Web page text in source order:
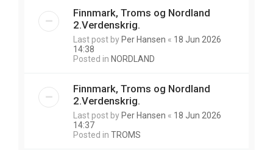
Finnmark, Troms og Nordland
2.Verdenskrig.
Last post by Per Hansen « 18 Jun 2026
14:38
Posted in NORDLAND
Finnmark, Troms og Nordland
2.Verdenskrig.
Last post by Per Hansen « 18 Jun 2026
14:37
Posted in TROMS